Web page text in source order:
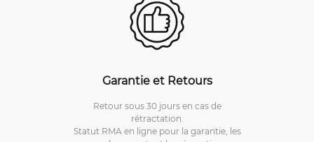
Garantie et Retours
Retour sous 30 jours en cas de
rétractation.
Statut RMA en ligne pour la garantie, les